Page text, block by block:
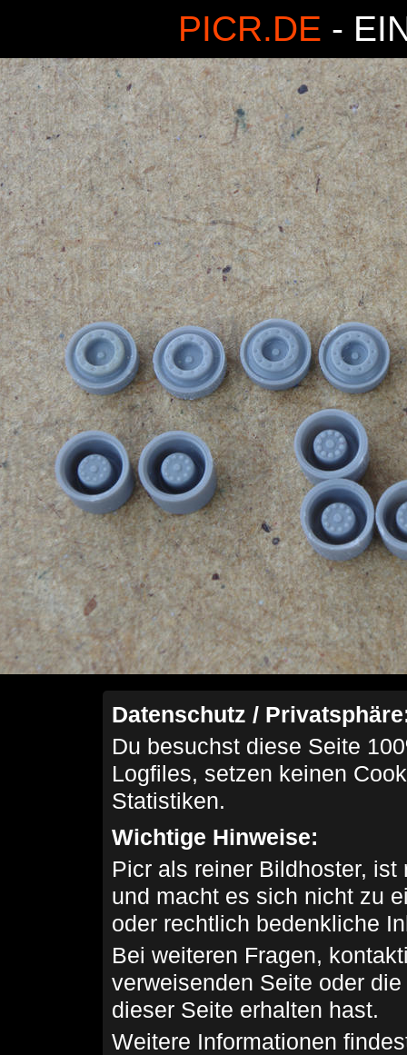
PICR.DE -
Datenschutz /
Du besuchst diese Seite
Logfiles, setzen keinen
Statistiken.
Wichtige Hinweise:
Picr als reiner Bildhoster,
und macht es sich nicht zu
oder rechtlich bedenkliche
Bei weiteren Fragen,
verweisenden Seite oder
dieser Seite erhalten hast.
Weitere Informationen